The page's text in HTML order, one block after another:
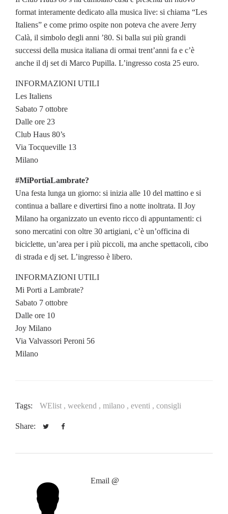
format interamente dedicato alla musica live: si chiama “Les
Italiens” e come primo ospite non poteva che avere Jerry
Calà, il simbolo degli anni ’80. Si balla sui più grandi
successi della musica italiana di ormai trent’anni fa e c’è
anche il dj set di Marco Pupilla. L’ingresso costa 25 euro.
INFORMAZIONI UTILI
Les Italiens
Sabato 7 ottobre
Dalle ore 23
Club Haus 80’s
Via Tocqueville 13
Milano
#MiPortiaLambrate?
Una festa lunga un giorno: si inizia alle 10 del mattino e si
continua a ballare e divertirsi fino a notte inoltrata. Il Joy
Milano ha organizzato un evento ricco di appuntamenti: ci
sono mercatini con oltre 30 artigiani, c’è un’officina di
biciclette, un’area per i più piccoli, ma anche spettacoli, cibo
di strada e dj set. L’ingresso è libero.
INFORMAZIONI UTILI
Mi Porti a Lambrate?
Sabato 7 ottobre
Dalle ore 10
Joy Milano
Via Valvassori Peroni 56
Milano
Tags: WElist , weekend , milano , eventi , consigli
Share:
Email @